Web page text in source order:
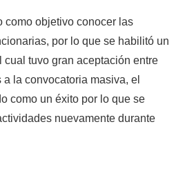
como objetivo conocer las
por lo que se habilitó un
cual tuvo gran aceptación entre
a la convocatoria masiva, el
como un éxito por lo que se
nuevamente durante